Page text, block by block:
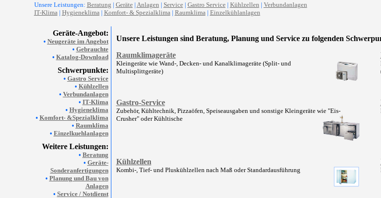
Unsere Leistungen: Beratung | Geräte| Anlagen | Service| Gastro Service| Kühlzellen | Verbundanlagen
IT-Klima| Hygieneklima| Komfort- & Spezialklima| Raumklima| Einzelkühlanlagen
Geräte-Angebot:
• Neugeräte im Angebot
• Gebrauchte
• Katalog-Download
Schwerpunkte:
• Gastro Service
• Kühlzellen
• Verbundanlagen
• IT-Klima
• Hygieneklima
• Komfort- &Spezialklima
• Raumklima
• Einzelkuehlanlagen
Weitere Leistungen:
• Beratung
• Geräte-
Sonderanfertigungen
• Planung und Bau von
Anlagen
• Service / Notdienst
Unsere Leistungen sind Beratung, Planung und Service zu folgenden
Raumklimageräte
Kleingeräte wie Wand-, Decken- und Kanalklimageräte (Split- und
Multisplittgeräte)
Gastro-Service
Zubehör, Kühltechnik, Pizzaöfen, Speiseausgaben und sonstige Kleingeräte wie "Eis-
Crusher" oder Kühltische
Kühlzellen
Kombi-, Tief- und Pluskühlzellen nach Maß oder Standardausführung